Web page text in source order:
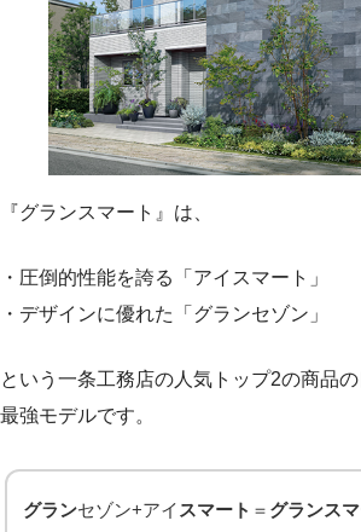
『グランスマート』は、
・圧倒的性能を誇る「アイスマート」
・デザインに優れた「グランセゾン」
という一条工務店の人気トップ2の商品
最強モデルです。
グランセゾン+アイ スマート ＝ グランス